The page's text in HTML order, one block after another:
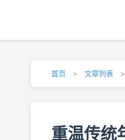
首页 > 文章列表 >
重温传统